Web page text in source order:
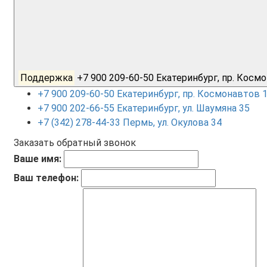
Поддержка +7 900 209-60-50 Екатеринбург, пр.
+7 900 209-60-50 Екатеринбург, пр. Космонавтов
+7 900 202-66-55 Екатеринбург, ул. Шаумяна 35
+7 (342) 278-44-33 Пермь, ул. Окулова 34
Заказать обратный звонок
Ваше имя:
Ваш телефон: